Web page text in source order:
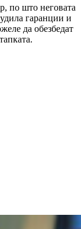
по што неговата
гаранции и
да обезбедат